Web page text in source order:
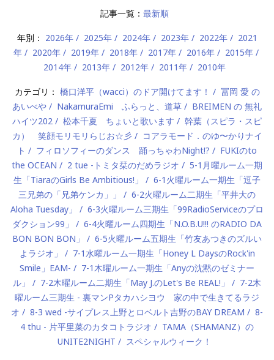
記事一覧： 最新順
年別： 2026年 2025年 2024年 2023年 2022年
2021
年
2020年 2019年 2018年 2017年 2016年
2015年
2014年
2013年 2012年 2011年 2010年
カテゴリ： 橋口洋平（wacci）のドア開けてます！
冨岡 愛 の
あいべや
NakamuraEmi ふらっと、道草
BREIMEN の 無礼
ハイツ202
松本千夏 ちょいと歌います
幹葉（スピラ・スピ
カ） 笑顔モリモリらじお☆彡
コアラモード．のゆ〜かりナイ
ト
フィロソフィーのダンス 踊っちゃわNight!?
FUKIのto
the OCEAN
2 tue -トミタ栞のだめラジオ
5-1月曜ルーム一期
生「TiaraのGirls Be Ambitious!」
6-1火曜ルーム一期生「逗子
三兄弟の「兄弟ケンカ」」
6-2火曜ルーム二期生「平井大の
Aloha Tuesday」
6-3火曜ルーム三期生「99RadioServiceのプロ
ダクション99」
6-4火曜ルーム四期生「N.O.B.U!!! のRADIO DA
BON BON BON」
6-5火曜ルーム五期生「竹友あつきのズルい
よラジオ」
7-1水曜ルーム一期生「Honey L DaysのRock'in
Smile」EAM-
7-1木曜ルーム一期生「Anyの沈黙のゼミナー
ル」
7-2木曜ルーム二期生「May J.のLet's Be REAL!」
7-2木
曜ルーム三期生 - 裏マンPタカハシヨウ 家の中で生きてるラジ
オ
8-3 wed -サイプレス上野とロベルト吉野のBAY DREAM
8-
4 thu - 片平里菜のカタコトラジオ
TAMA（SHAMANZ）の
UNITE2NIGHT
スペシャルウィーク！